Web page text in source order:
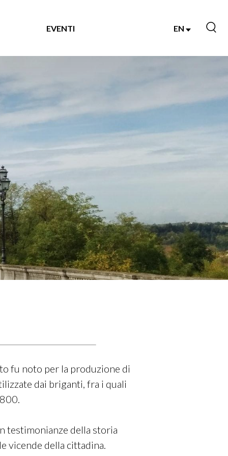
EVENTI EN
fu noto per la produzione di
dai briganti, fra i quali
testimonianze della storia
vicende della cittadina.